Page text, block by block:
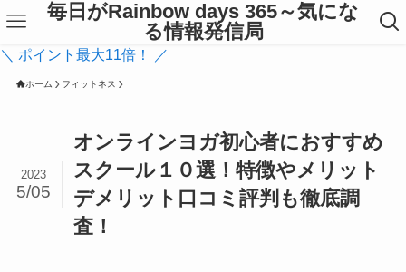
毎日がRainbow days 365～気にな
る情報発信局
＼ ポイント最大11倍！ ／
ホーム フィットネス
オンラインヨガ初心者におすすめ
スクール１０選！特徴やメリット
デメリット口コミ評判も徹底調
査！
2023
5/05